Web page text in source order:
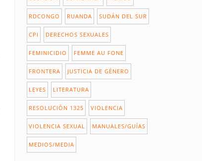
RDCONGO RUANDA SUDÁN DEL SUR
CPI DERECHOS SEXUALES
FEMINICIDIO FEMME AU FONE
FRONTERA JUSTICIA DE GÉNERO
LEYES LITERATURA
RESOLUCIÓN 1325 VIOLENCIA
VIOLENCIA SEXUAL MANUALES/GUÍAS
MEDIOS/MEDIA